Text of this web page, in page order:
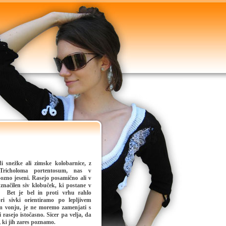
snežke ali zimske kolobarnice, z
portentosum, nas v
jeseni.Rasejo posamično ali v
siv klobuček, ki postane v
Betje bel in proti vrhu rahlo
sivki orientiramo po lepljivem
vonju, je ne moremo zamenjati s
istočasno. Sicer pa velja, da
ki jih zares poznamo.